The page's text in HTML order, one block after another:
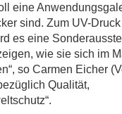
eine
sind. Zum UV-Druck
es eine
wie sie sich im
so Carmen Eicher
Qualität,